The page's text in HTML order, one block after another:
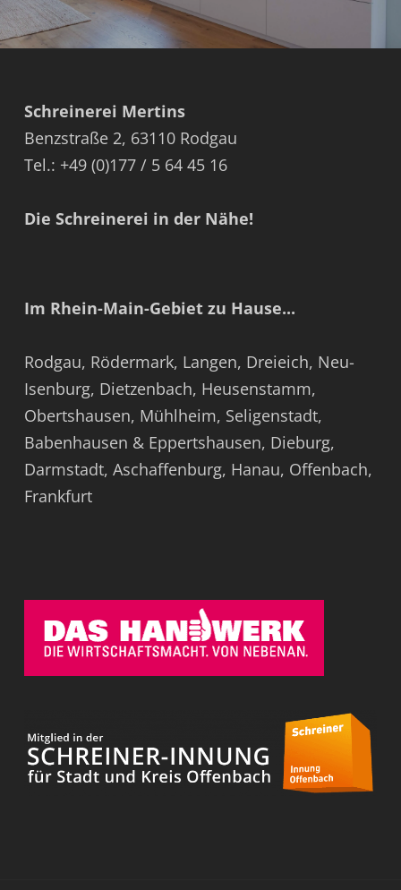
Schreinerei Mertins
Benzstraße 2, 63110 Rodgau
Tel.: +49 (0)177 / 5 64 45 16
Die Schreinerei in der Nähe!
Im Rhein-Main-Gebiet zu Hause...
Rodgau, Rödermark, Langen, Dreieich, Neu-
Isenburg, Dietzenbach, Heusenstamm,
Obertshausen, Mühlheim, Seligenstadt,
Babenhausen & Eppertshausen, Dieburg,
Darmstadt, Aschaffenburg, Hanau, Offenbach,
Frankfurt